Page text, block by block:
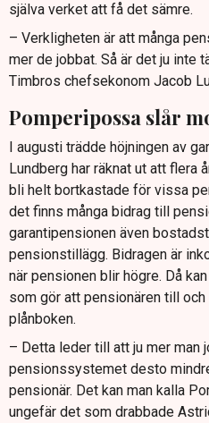
själva verket att få det sämre.
– Verkligheten är att många
mer de jobbat. Så är det ju inte
Timbros chefsekonom Jacob
Pomperipossa slår
I augusti trädde höjningen av
Lundberg har räknat ut att flera
bli helt bortkastade för vissa
det finns många bidrag till
garantipensionen även
pensionstillägg. Bidragen är
när pensionen blir högre. Då
som gör att pensionären till
plånboken.
– Detta leder till att ju mer man
pensionssystemet desto
pensionär. Det kan man kalla
ungefär det som drabbade